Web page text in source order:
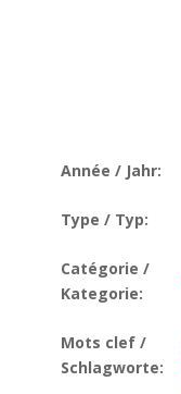
Année / Jahr:
Type / Typ:
Catégorie /
Kategorie:
Mots clef /
Schlagworte: